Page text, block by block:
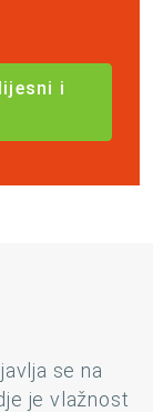
i
se na
je vlažnost